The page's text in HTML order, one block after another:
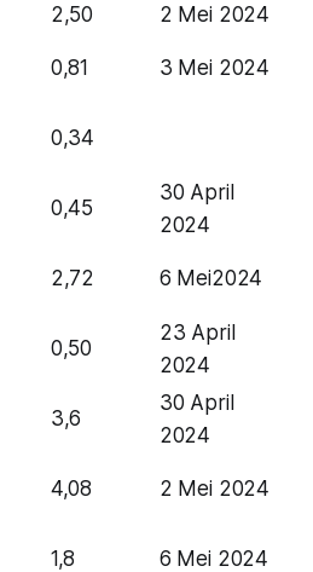
2,50
2 Mei 2024
0,81 3 Mei 2024
0,34
0,45
30 April
2024
2,72 6 Mei2024
0,50
23 April
2024
3,6
30 April
2024
4,08 2 Mei 2024
1,8 6 Mei 2024